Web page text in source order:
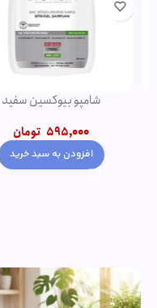
دئودورانت مردانه نوریتا مدل
320,000 تومان
افزودن به سبد خرید